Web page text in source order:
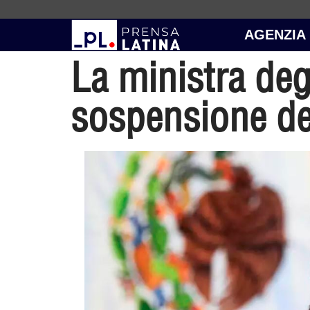
AGENZIA
La ministra
sospensione